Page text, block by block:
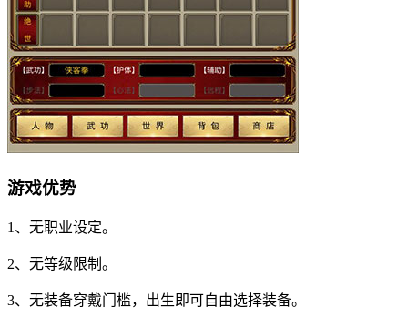
游戏优势
1、无职业设定。
2、无等级限制。
3、无装备穿戴门槛，出生即可自由选择装备。